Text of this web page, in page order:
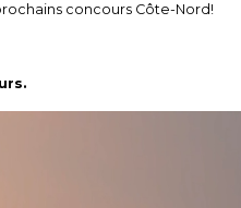
concours Côte-Nord!